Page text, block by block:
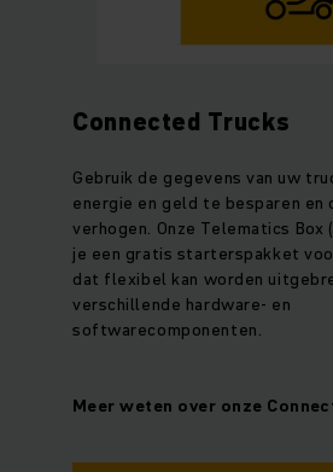
Connected Trucks
Gebruik de gegevens van uw
energie en geld te besparen
verhogen. Onze Telematics
je een gratis starterspakket
dat flexibel kan worden
verschillende hardware- en
softwarecomponenten.
Meer weten over onze